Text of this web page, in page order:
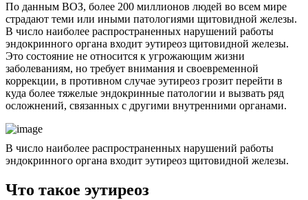
По данным ВОЗ, более 200 миллионов людей во всем мире
страдают теми или иными патологиями щитовидной железы.
В число наиболее распространенных нарушений работы
эндокринного органа входит эутиреоз щитовидной железы.
Это состояние не относится к угрожающим жизни
заболеваниям, но требует внимания и своевременной
коррекции, в противном случае эутиреоз грозит перейти в
куда более тяжелые эндокринные патологии и вызвать ряд
осложнений, связанных с другими внутренними органами.
В число наиболее распространенных нарушений работы
эндокринного органа входит эутиреоз щитовидной железы.
Что такое эутиреоз